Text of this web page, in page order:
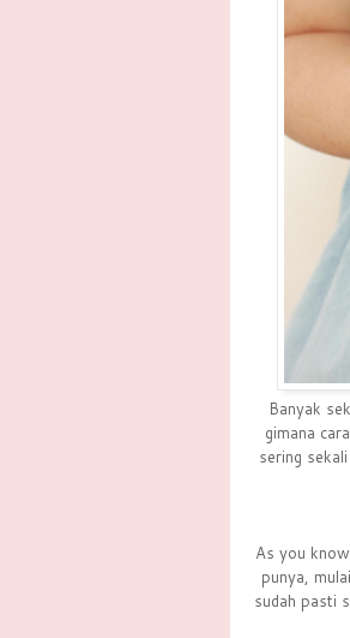
Banyak
gimana
sering
As you
punya,
sudah pasti